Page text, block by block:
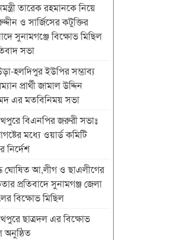
তারেক রহমানকে নিয়ে
ও সার্জিসের কটুক্তির
সুনামগঞ্জে বিক্ষোভ মিছিল
সভা
হলদিপুর ইউপির সম্ভাব্য
প্রার্থী জামাল উদ্দিন
এর মতবিনিময় সভা
বিএনপির জরুরী সভাঃ
মধ্যে ওয়ার্ড কমিটি
নির্দেশ
ঘোষিত আ,লীগ ও ছাএলীগের
প্রতিবাদে সুনামগঞ্জ জেলা
বিক্ষোভ মিছিল
ছাত্রদল এর বিক্ষোভ
অনুষ্ঠিত